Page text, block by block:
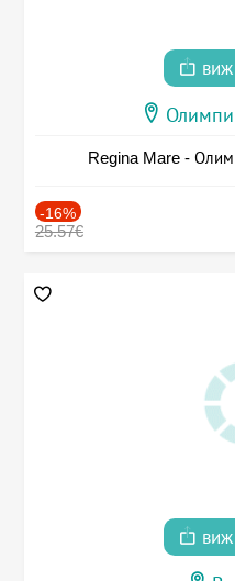
Regina Mare -
-16%
25.57€